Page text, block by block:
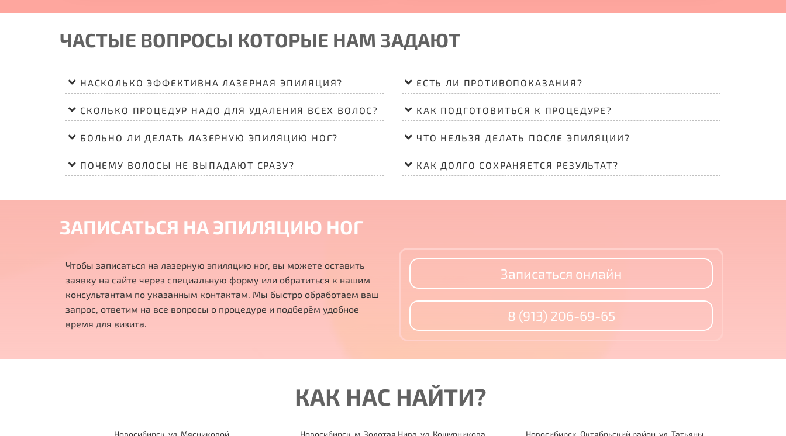
ЧАСТЫЕ ВОПРОСЫ КОТОРЫЕ НАМ ЗАДАЮТ
НАСКОЛЬКО ЭФФЕКТИВНА ЛАЗЕРНАЯ ЭПИЛЯЦИЯ?
СКОЛЬКО ПРОЦЕДУР НАДО ДЛЯ УДАЛЕНИЯ ВСЕХ ВОЛОС?
БОЛЬНО ЛИ ДЕЛАТЬ ЛАЗЕРНУЮ ЭПИЛЯЦИЮ НОГ?
ПОЧЕМУ ВОЛОСЫ НЕ ВЫПАДАЮТ СРАЗУ?
ЕСТЬ ЛИ ПРОТИВОПОКАЗАНИЯ?
КАК ПОДГОТОВИТЬСЯ К ПРОЦЕДУРЕ?
ЧТО НЕЛЬЗЯ ДЕЛАТЬ ПОСЛЕ ЭПИЛЯЦИИ?
КАК ДОЛГО СОХРАНЯЕТСЯ РЕЗУЛЬТАТ?
ЗАПИСАТЬСЯ НА ЭПИЛЯЦИЮ НОГ
Чтобы записаться на лазерную эпиляцию ног, вы можете оставить
заявку на сайте через специальную форму или обратиться к нашим
консультантам по указанным контактам. Мы быстро обработаем ваш
запрос, ответим на все вопросы о процедуре и подберём удобное
время для визита.
Записаться онлайн
8 (913) 206-69-65
КАК НАС НАЙТИ?
Новосибирск, ул. Мясниковой, Новосибирск, м. Золотая Нива, ул. Кошурникова, Новосибирск, Октябрьский район, ул. Татьяны